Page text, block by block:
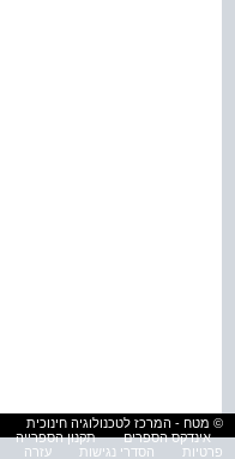
© מטח - המרכז לטכנולוגיה חינוכית
אינדקס הספרים
תקנון הספרייה
פרטיות
הסדרי נגישות עזרה